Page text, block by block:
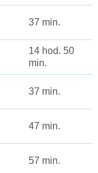
37 min.
14 hod. 50
min.
37 min.
47 min.
57 min.